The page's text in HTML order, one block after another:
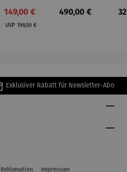
Verkaufspreis:
149,00 €
UVP Regulärer Preis:
199,00 €
Collioure"
Regulärer Preis:
490,00 €
Exklusiver Rabatt für Newsletter-Abo
Impressum